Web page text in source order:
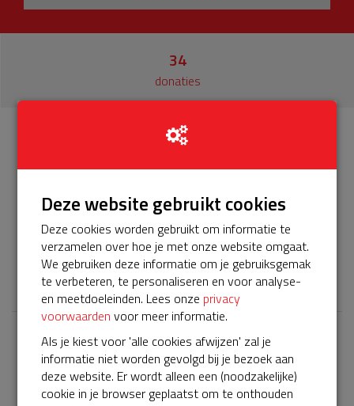
34
donaties
Het servicepakket van onze BuurtAED verloopt bijna en
moet worden verlengd, zodat onze AED gebruiksklaar
blijft. Help je mee? Doneer voor ons servicepakket!
𝕏
Laatste donaties
Bekijk alle
Deze website gebruikt cookies
Deze cookies worden gebruikt om informatie te
verzamelen over hoe je met onze website omgaat.
We gebruiken deze informatie om je gebruiksgemak
te verbeteren, te personaliseren en voor analyse-
en meetdoeleinden. Lees onze privacy
voorwaarden voor meer informatie.
Als je kiest voor 'alle cookies afwijzen' zal je
informatie niet worden gevolgd bij je bezoek aan
deze website. Er wordt alleen een (noodzakelijke)
cookie in je browser geplaatst om te onthouden